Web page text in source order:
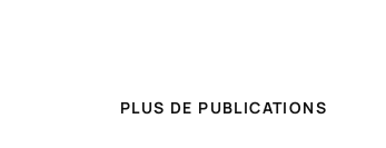
PLUS DE PUBLICATIONS